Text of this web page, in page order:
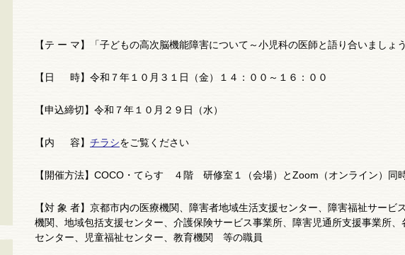
【テ ー マ】「子どもの高次脳機能障害について～小児科の医師と語り合いましょう
【日 時】令和７年１０月３１日（金）１４：００～１６：００
【申込締切】令和７年１０月２９日（水）
【内 容】 チラシをご覧ください
【開催方法】COCO・てらす ４階 研修室１（会場）とZoom（オンライン）同
【対 象 者】京都市内の医療機関、障害者地域生活支援センター、障害福祉サービ
機関、地域包括支援センター、介護保険サービス事業所、障害児通所支援事業所、
センター、児童福祉センター、教育機関 等の職員